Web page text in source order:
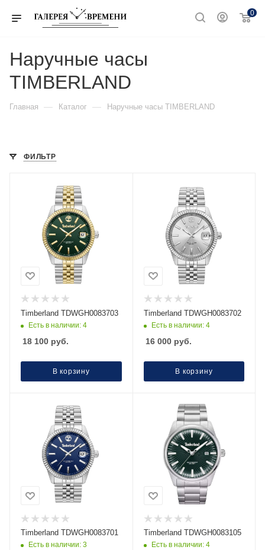
0
Наручные часы
TIMBERLAND
Главная — Каталог — Наручные часы TIMBERLAND
ФИЛЬТР
Timberland TDWGH0083703
Есть в наличии: 4
18 100 руб.
В корзину
Timberland TDWGH0083702
Есть в наличии: 4
16 000руб.
В корзину
Timberland TDWGH0083701
Есть в наличии: 3
Timberland TDWGH0083105
Есть в наличии: 4